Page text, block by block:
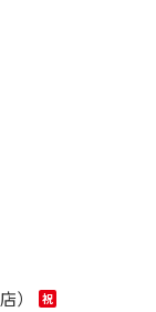
） 祝